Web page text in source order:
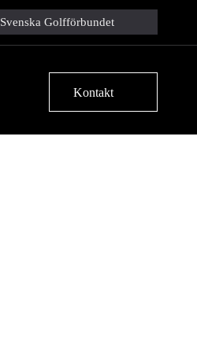
Svenska Golfförbundet
Kontakt